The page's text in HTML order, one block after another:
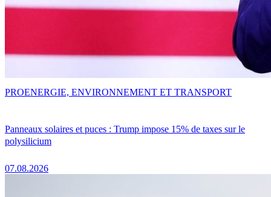
Panneaux solaires et puces : Trump impose 15% de taxes sur le
polysilicium
07.08.2026
PROENERGIE, ENVIRONNEMENT ET TRANSPORT